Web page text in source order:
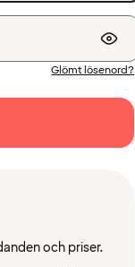
Glömt lösenord?
och priser.